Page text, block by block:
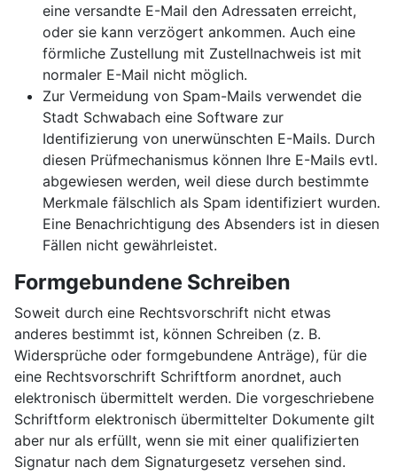
eine versandte E-Mail den Adressaten erreicht,
oder sie kann verzögert ankommen. Auch eine
förmliche Zustellung mit Zustellnachweis ist mit
normaler E-Mail nicht möglich.
Zur Vermeidung von Spam-Mails verwendet die
Stadt Schwabach eine Software zur
Identifizierung von unerwünschten E-Mails. Durch
diesen Prüfmechanismus können Ihre E-Mails evtl.
abgewiesen werden, weil diese durch bestimmte
Merkmale fälschlich als Spam identifiziert wurden.
Eine Benachrichtigung des Absenders ist in diesen
Fällen nicht gewährleistet.
Formgebundene Schreiben
Soweit durch eine Rechtsvorschrift nicht etwas
anderes bestimmt ist, können Schreiben (z. B.
Widersprüche oder formgebundene Anträge), für die
eine Rechtsvorschrift Schriftform anordnet, auch
elektronisch übermittelt werden. Die vorgeschriebene
Schriftform elektronisch übermittelter Dokumente gilt
aber nur als erfüllt, wenn sie mit einer qualifizierten
Signatur nach dem Signaturgesetz versehen sind.